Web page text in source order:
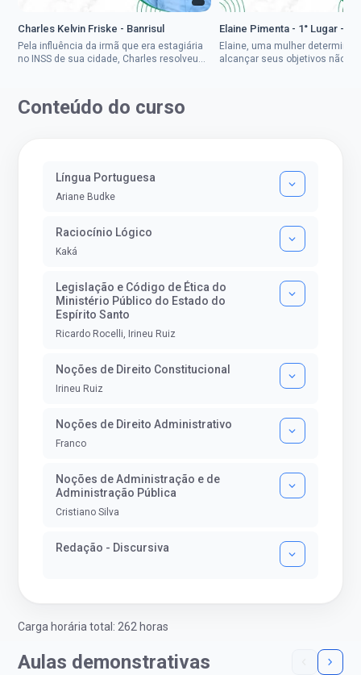
Charles Kelvin Friske - Banrisul
Pela influência da irmã que era estagiária
no INSS de sua cidade, Charles resolveu
Elaine Pimenta - 1° Lugar -
Elaine, uma mulher
alcançar seus objetivos não
Conteúdo do curso
Língua Portuguesa
Ariane Budke
Raciocínio Lógico
Kaká
Legislação e Código de Ética do
Ministério Público do Estado do
Espírito Santo
Ricardo Rocelli, Irineu Ruiz
Noções de Direito Constitucional
Irineu Ruiz
Noções de Direito Administrativo
Franco
Noções de Administração e de
Administração Pública
Cristiano Silva
Redação - Discursiva
Carga horária total: 262 horas
Aulas demonstrativas